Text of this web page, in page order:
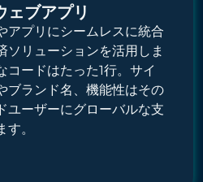
ェブアプリ
アプリにシームレスに統合
ソリューションを活用しま
コードはたった1行。サイ
ブランド名、機能性はその
ユーザーにグローバルな支
。